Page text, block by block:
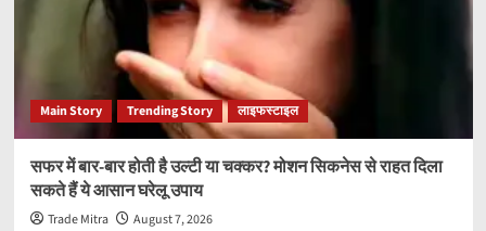
Main Story Trending Story लाइफस्टाइल
सफर में बार-बार होती है उल्टी या चक्कर? मोशन सिकनेस से राहत दिला
सकते हैं ये आसान घरेलू उपाय
Trade Mitra August 7, 2026